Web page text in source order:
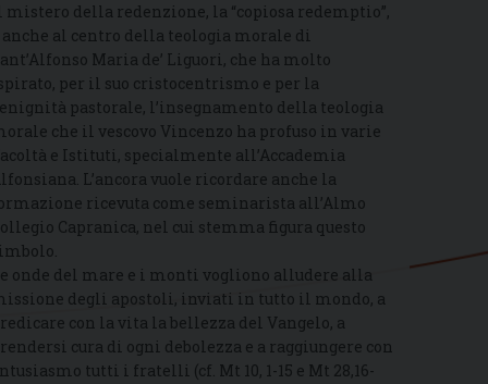
mistero della redenzione, la “copiosa redemptio”,
anche al centro della teologia morale di
Maria de’ Liguori, che ha molto
per il suo cristocentrismo e per la
pastorale, l’insegnamento della teologia
che il vescovo Vincenzo ha profuso in varie
e Istituti, specialmente all’Accademia
L’ancora vuole ricordare anche la
ricevuta come seminarista all’Almo
Capranica, nel cui stemma figura questo
onde del mare e i monti vogliono alludere alla
degli apostoli, inviati in tutto il mondo, a
con la vita la bellezza del Vangelo, a
cura di ogni debolezza e a raggiungere con
tutti i fratelli (cf. Mt 10, 1-15 e Mt 28,16-